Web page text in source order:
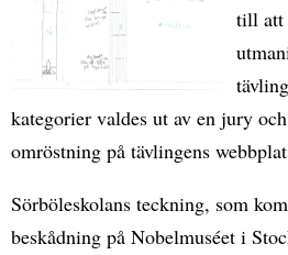
till att
kategorier valdes ut av en jury
omröstning på tävlingens
Sörböleskolans teckning, som
beskådning på Nobelmuséet i